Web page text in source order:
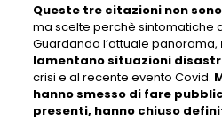
Queste tre citazioni non
ma scelte perchè sintomatiche
Guardando l’attuale panorama,
lamentano situazioni
crisi e al recente evento Covid.
hanno smesso di fare
presenti, hanno chiuso